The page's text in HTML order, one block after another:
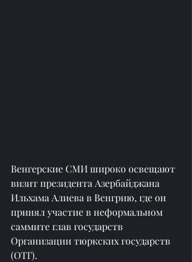
Венгерские СМИ широко освещают
визит президента Азербайджана
Ильхама Алиева в Венгрию, где он
принял участие в неформальном
саммите глав государств
Организации тюркских государств
(ОТГ).